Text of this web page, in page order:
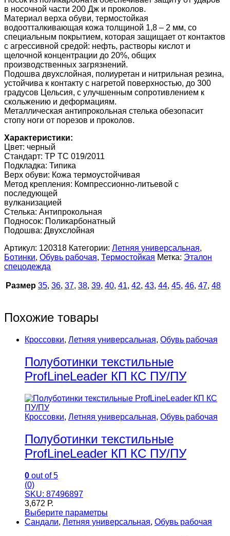
в носочной части 200 Дж и проколов.
Материал верха обуви, термостойкая
водоотталкивающая кожа толщиной 1,8 – 2 мм, со
специальным покрытием, которая защищает от контактов
с агрессивной средой: нефть, растворы кислот и
щелочной концентрации до 20%, общих
производственных загрязнений.
Подошва двухслойная, полиуретан и нитрильная резина,
устойчива к контакту с нагретой поверхностью, до 300
градусов Цельсия, с улучшенным сопротивлением к
скольжению и деформациям.
Металлическая антипрокольная стелька обезопасит
стопу ноги от порезов и проколов.
Характеристики:
Цвет: черный
Стандарт: ТР ТС 019/2011
Подкладка: Типика
Верх обуви: Кожа термоустойчивая
Метод крепления: Компрессионно-литьевой с
последующей
вулканизацией
Стелька: Антипрокольная
Подносок: Поликарбонатный
Подошва: Двухслойная
Артикул: 120318 Категории: Летняя универсальная,
Ботинки, Обувь рабочая, Термостойкая Метка: Эталон
спецодежда
Размер 35, 36, 37, 38, 39, 40, 41, 42, 43, 44, 45, 46, 47, 48
Похожие товары
Кроссовки, Летняя универсальная, Обувь рабочая
Полуботинки текстильные
ProfLineLeader КП КС ПУ/ПУ
Кроссовки, Летняя универсальная, Обувь рабочая
Полуботинки текстильные
ProfLineLeader КП КС ПУ/ПУ
0 out of 5
(0)
SKU: 87496897
3,672 Р.
Выберите параметры
Сандали, Летняя универсальная, Обувь рабочая